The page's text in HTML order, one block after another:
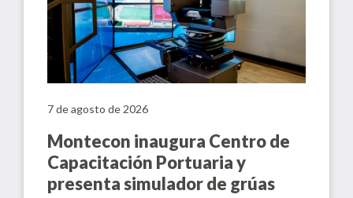
7 de agosto de 2026
Montecon inaugura Centro de
Capacitación Portuaria y
presenta simulador de grúas